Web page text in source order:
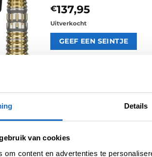
Details
van cookies
om content en advertenties te
€137,95
Uitverkocht
Merk:Target Japan